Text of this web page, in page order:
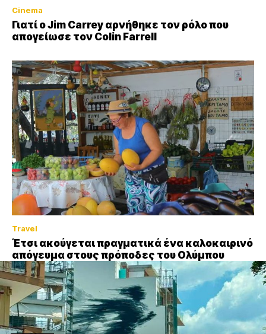
Cinema
Γιατί ο Jim Carrey αρνήθηκε τον ρόλο που
απογείωσε τον Colin Farrell
Travel
Έτσι ακούγεται πραγματικά ένα καλοκαιρινό
απόγευμα στους πρόποδες του Ολύμπου